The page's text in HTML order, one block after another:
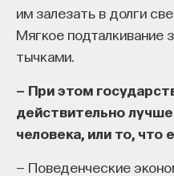
им залезать в долги
Мягкое подталкивание
тычками.
— При этом
действительно
человека, или то, что
— Поведенческие